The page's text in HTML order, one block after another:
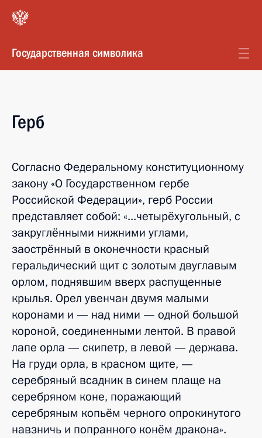
Государственная символика
Герб
Согласно Федеральному конституционному
закону «О Государственном гербе
Российской Федерации», герб России
представляет собой: «...четырёхугольный, с
закруглёнными нижними углами,
заострённый в оконечности красный
геральдический щит с золотым двуглавым
орлом, поднявшим вверх распущенные
крылья. Орел увенчан двумя малыми
коронами и — над ними — одной большой
короной, соединенными лентой. В правой
лапе орла — скипетр, в левой — держава.
На груди орла, в красном щите, —
серебряный всадник в синем плаще на
серебряном коне, поражающий
серебряным копьём черного опрокинутого
навзничь и попранного конём дракона».